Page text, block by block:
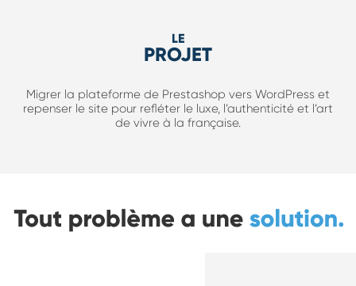
LE
PROJET
Migrer la plateforme de Prestashop vers WordPress et
repenser le site pour refléter le luxe, l’authenticité et l’art
de vivre à la française.